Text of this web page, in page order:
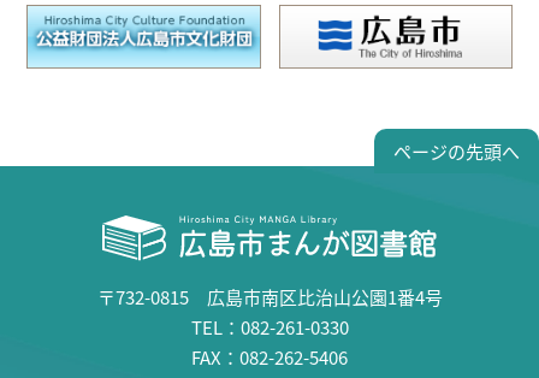
ページの先頭へ
〒732-0815 広島市南区比治山公園1番4号
TEL：082-261-0330
FAX：082-262-5406